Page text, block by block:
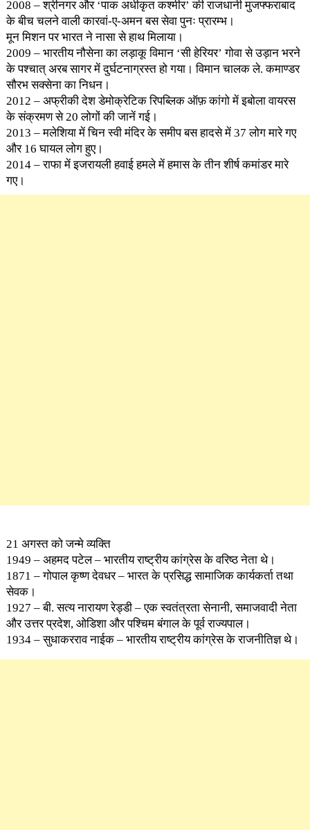
2008 – श्रीनगर और ‘पाक अधीकृत कश्मीर’ की राजधानी मुजफ्फराबाद
के बीच चलने वाली कारवां-ए-अमन बस सेवा पुनः प्रारम्भ।
मून मिशन पर भारत ने नासा से हाथ मिलाया।
2009 – भारतीय नौसेना का लड़ाकू विमान ‘सी हेरियर’ गोवा से उड़ान भरने
के पश्चात् अरब सागर में दुर्घटनाग्रस्त हो गया। विमान चालक ले. कमाण्डर
सौरभ सक्सेना का निधन।
2012 – अफ्रीकी देश डेमोक्रेटिक रिपब्लिक ऑफ़ कांगो में इबोला वायरस
के संक्रमण से 20 लोगों की जानें गई।
2013 – मलेशिया में चिन स्वी मंदिर के समीप बस हादसे में 37 लोग मारे गए
और 16 घायल लोग हुए।
2014 – राफा में इजरायली हवाई हमले में हमास के तीन शीर्ष कमांडर मारे
गए।
21 अगस्त को जन्मे व्यक्ति
1949 – अहमद पटेल – भारतीय राष्ट्रीय कांग्रेस के वरिष्ठ नेता थे।
1871 – गोपाल कृष्ण देवधर – भारत के प्रसिद्ध सामाजिक कार्यकर्ता तथा
सेवक।
1927 – बी. सत्य नारायण रेड्डी – एक स्वतंत्रता सेनानी, समाजवादी नेता
और उत्तर प्रदेश, ओडिशा और पश्चिम बंगाल के पूर्व राज्यपाल।
1934 – सुधाकरराव नाईक – भारतीय राष्ट्रीय कांग्रेस के राजनीतिज्ञ थे।